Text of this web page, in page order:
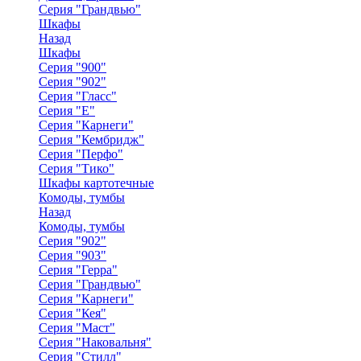
Серия "Грандвью"
Шкафы
Назад
Шкафы
Серия "900"
Серия "902"
Серия "Гласс"
Серия "Е"
Серия "Карнеги"
Серия "Кембридж"
Серия "Перфо"
Серия "Тико"
Шкафы картотечные
Комоды, тумбы
Назад
Комоды, тумбы
Серия "902"
Серия "903"
Серия "Герра"
Серия "Грандвью"
Серия "Карнеги"
Серия "Кея"
Серия "Маст"
Серия "Наковальня"
Серия "Стилл"